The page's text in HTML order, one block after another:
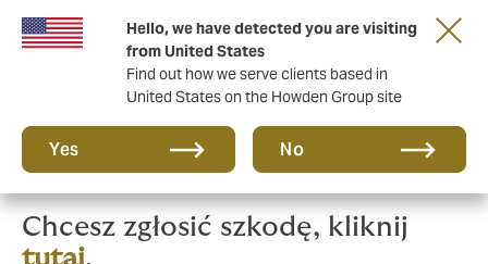
Hello, we have detected you are visiting
from United States
Find out how we serve clients based in
United States on the Howden Group site
Yes No
Kontakt
Chcesz zgłosić szkodę, kliknij